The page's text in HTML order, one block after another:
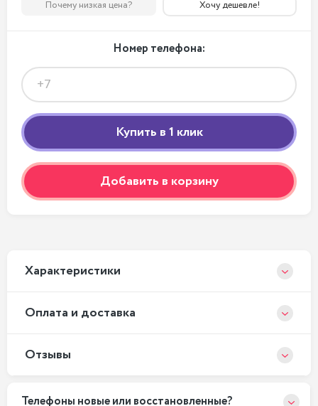
Почему низкая цена? Хочу дешевле!
Номер телефона:
Добавить в корзину
Xарактеристики
Оплата и доставка
Отзывы
Телефоны новые или восстановленные?